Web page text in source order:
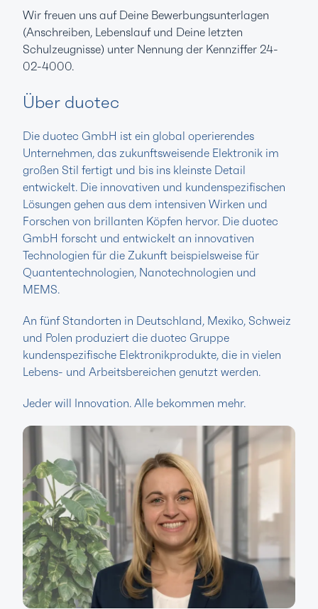
Wir freuen uns auf Deine Bewerbungsunterlagen
(Anschreiben, Lebenslauf und Deine letzten
Schulzeugnisse) unter Nennung der Kennziffer 24-
02-4000.
Über duotec
Die duotec GmbH ist ein global operierendes
Unternehmen, das zukunftsweisende Elektronik im
großen Stil fertigt und bis ins kleinste Detail
entwickelt. Die innovativen und kundenspezifischen
Lösungen gehen aus dem intensiven Wirken und
Forschen von brillanten Köpfen hervor. Die duotec
GmbH forscht und entwickelt an innovativen
Technologien für die Zukunft beispielsweise für
Quantentechnologien, Nanotechnologien und
MEMS.
An fünf Standorten in Deutschland, Mexiko, Schweiz
und Polen produziert die duotec Gruppe
kundenspezifische Elektronikprodukte, die in vielen
Lebens- und Arbeitsbereichen genutzt werden.
Jeder will Innovation. Alle bekommen mehr.